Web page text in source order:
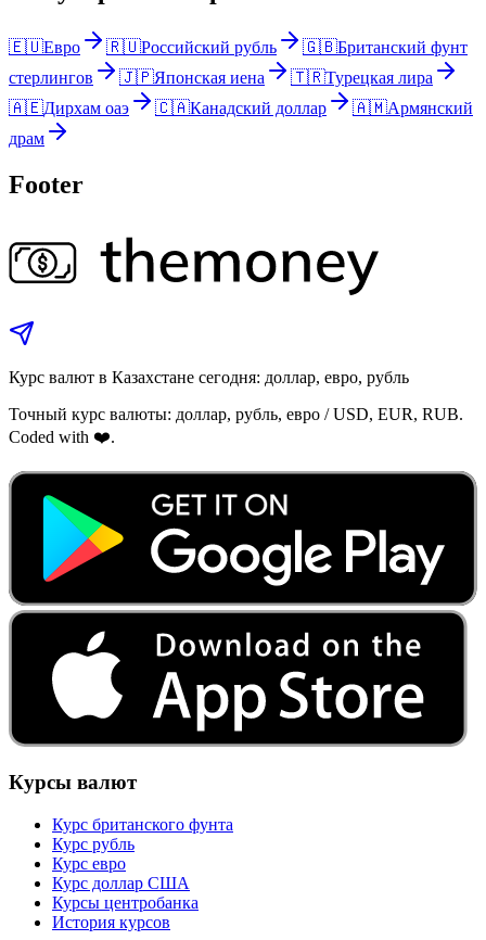
🇪🇺Евро 🇷🇺Российский рубль 🇬🇧Британский фунт
стерлингов
🇯🇵Японская иена 🇹🇷Турецкая лира
🇦🇪Дирхам оаэ 🇨🇦Канадский доллар 🇦🇲Армянский
драм
Footer
Курс валют в Казахстане сегодня: доллар, евро, рубль
Точный курс валюты: доллар, рубль, евро / USD, EUR, RUB.
Coded with ❤️.
Курсы валют
Курс британского фунта
Курс рубль
Курс евро
Курс доллар США
Курсы центробанка
История курсов